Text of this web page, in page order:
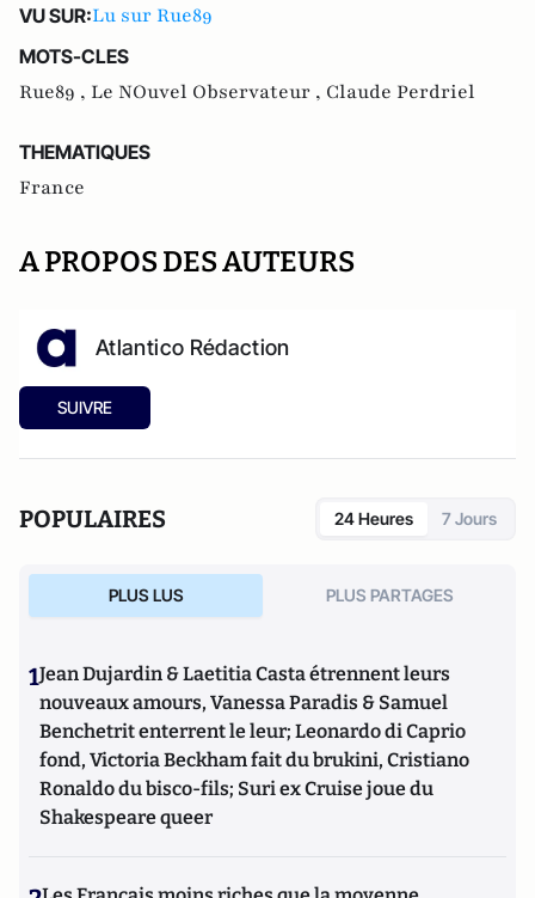
VU SUR:Lu sur Rue89
MOTS-CLES
Rue89 , Le NOuvel Observateur , Claude Perdriel
THEMATIQUES
France
A PROPOS DES AUTEURS
Atlantico Rédaction
SUIVRE
POPULAIRES 24 Heures 7 Jours
PLUS LUS PLUS PARTAGES
1Jean Dujardin & Laetitia Casta étrennent leurs
nouveaux amours, Vanessa Paradis & Samuel
Benchetrit enterrent le leur; Leonardo di Caprio
fond, Victoria Beckham fait du brukini, Cristiano
Ronaldo du bisco-fils; Suri ex Cruise joue du
Shakespeare queer